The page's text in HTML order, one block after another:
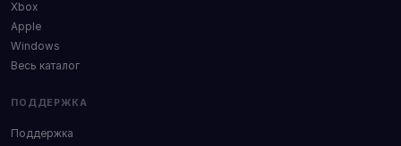
Xbox
Apple
Windows
Весь каталог
ПОДДЕРЖКА
Поддержка